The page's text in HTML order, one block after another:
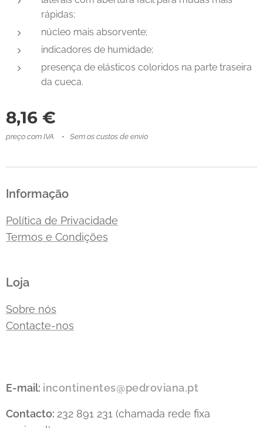
rápidas;
núcleo mais absorvente;
indicadores de humidade;
presença de elásticos coloridos na parte traseira
da cueca.
8,16 €
preço com IVA Sem os custos de envio
Informação
Política de Privacidade
Termos e Condições
Loja
Sobre nós
Contacte-nos
E-mail: incontinentes@pedroviana.pt
Contacto: 232 891 231 (chamada rede fixa